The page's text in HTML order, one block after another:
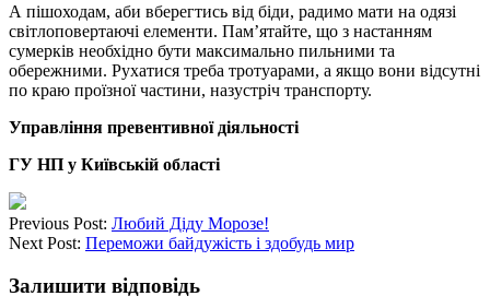
А пішоходам, аби вберегтись від біди, радимо мати на одязі
світлоповертаючі елементи. Пам’ятайте, що з настанням
сумерків необхідно бути максимально пильними та
обережними. Рухатися треба тротуарами, а якщо вони відсутні
по краю проїзної частини, назустріч транспорту.
Управління превентивної діяльності
ГУ НП у Київській області
Previous Post: Любий Діду Морозе!
Next Post: Переможи байдужість і здобудь мир
Залишити відповідь